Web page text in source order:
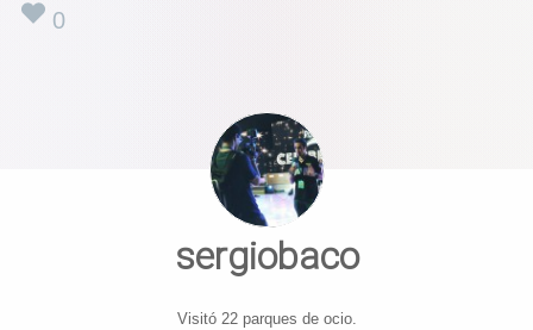
0
sergiobaco
Visitó 22 parques de ocio.